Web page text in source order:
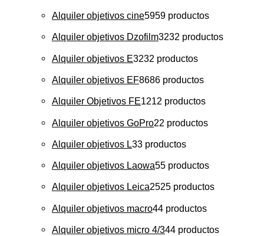
Alquiler objetivos cine5959 productos
Alquiler objetivos Dzofilm3232 productos
Alquiler objetivos E3232 productos
Alquiler objetivos EF8686 productos
Alquiler Objetivos FE1212 productos
Alquiler objetivos GoPro22 productos
Alquiler objetivos L33 productos
Alquiler objetivos Laowa55 productos
Alquiler objetivos Leica2525 productos
Alquiler objetivos macro44 productos
Alquiler objetivos micro 4/344 productos